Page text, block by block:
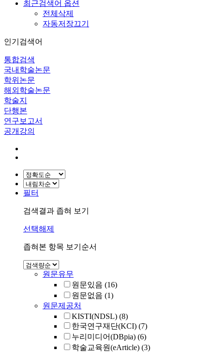
최근검색어 옵션
전체삭제
자동저장끄기
인기검색어
통합검색
국내학술논문
학위논문
해외학술논문
학술지
단행본
연구보고서
공개강의
필터
검색결과 좁혀 보기
선택해제
좁혀본 항목 보기순서
원문유무
원문있음 (16)
원문없음 (1)
원문제공처
KISTI(NDSL) (8)
한국연구재단(KCI) (7)
누리미디어(DBpia) (6)
학술교육원(eArticle) (3)